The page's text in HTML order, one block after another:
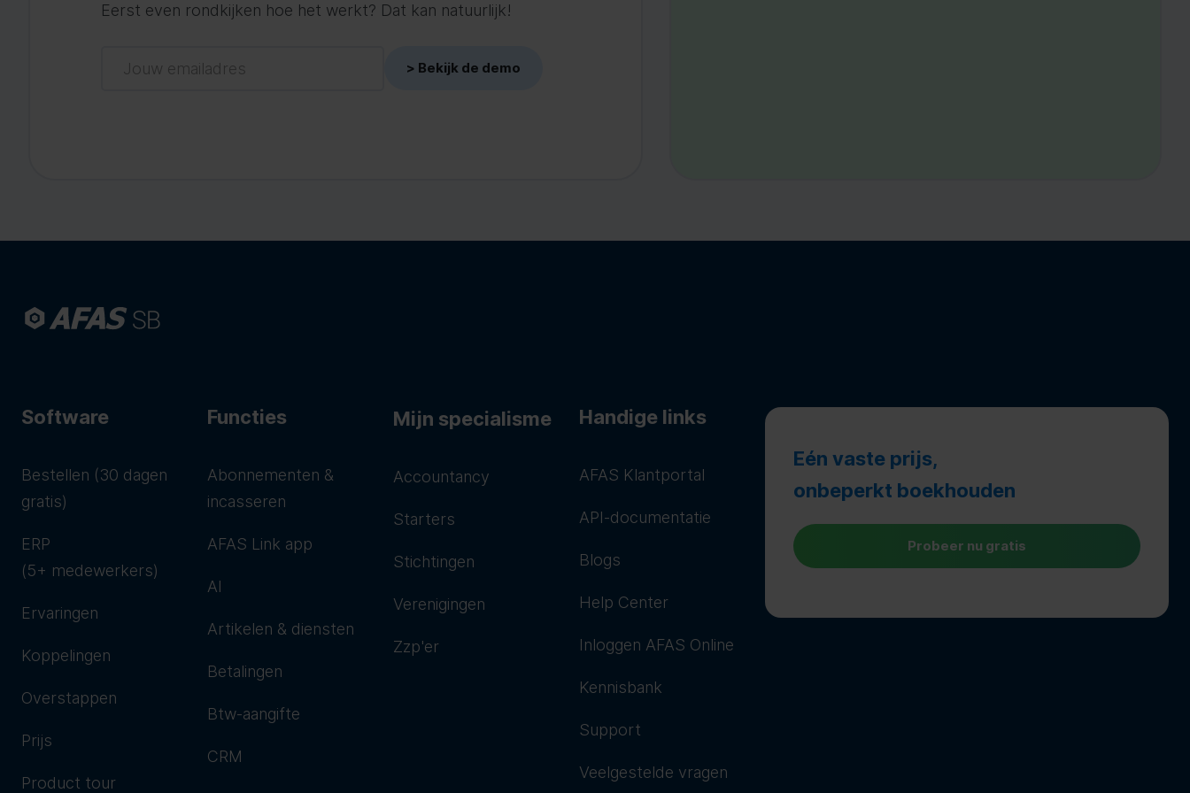
Eerst even rondkijken hoe het werkt? Dat kan natuurlijk!
Software
Bestellen (30 dagen
gratis)
ERP
(5+ medewerkers)
Ervaringen
Koppelingen
Overstappen
Prijs
Product tour
Functies
Abonnementen &
incasseren
AFAS Link app
AI
Artikelen & diensten
Betalingen
Btw-aangifte
CRM
Mijn specialisme
Accountancy
Starters
Stichtingen
Verenigingen
Zzp'er
Handige links
AFAS Klantportal
API-documentatie
Blogs
Help Center
Inloggen AFAS Online
Kennisbank
Support
Veelgestelde vragen
Eén vaste prijs,
onbeperkt boekhouden
Probeer nu gratis